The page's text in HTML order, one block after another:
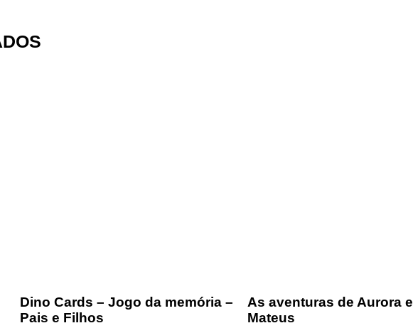
Dino Cards – Jogo da memória –
Pais e Filhos
As aventuras de Aurora e
Mateus